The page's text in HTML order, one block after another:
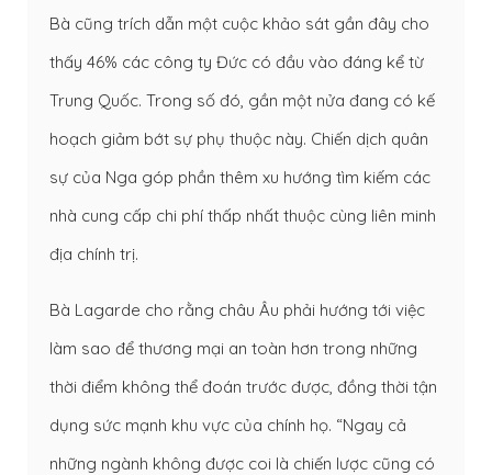
Bà cũng trích dẫn một cuộc khảo sát gần đây cho
thấy 46% các công ty Đức có đầu vào đáng kể từ
Trung Quốc. Trong số đó, gần một nửa đang có kế
hoạch giảm bớt sự phụ thuộc này. Chiến dịch quân
sự của Nga góp phần thêm xu hướng tìm kiếm các
nhà cung cấp chi phí thấp nhất thuộc cùng liên minh
địa chính trị.
Bà Lagarde cho rằng châu Âu phải hướng tới việc
làm sao để thương mại an toàn hơn trong những
thời điểm không thể đoán trước được, đồng thời tận
dụng sức mạnh khu vực của chính họ. “Ngay cả
những ngành không được coi là chiến lược cũng có